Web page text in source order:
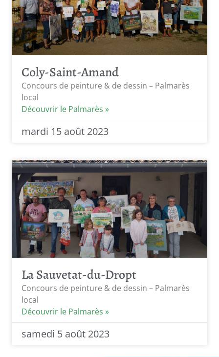
Coly-Saint-Amand
Concours de peinture & de dessin – Palmarès
local
Découvrir le Palmarès »
mardi 15 août 2023
La Sauvetat-du-Dropt
Concours de peinture & de dessin – Palmarès
local
Découvrir le Palmarès »
samedi 5 août 2023